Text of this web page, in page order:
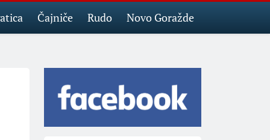
Čajniče Rudo Novo Goražde